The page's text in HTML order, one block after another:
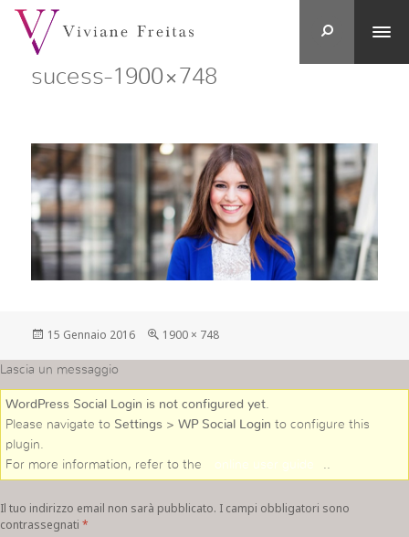
sucess-1900×748
Postato
15 Gennaio 2016
Full
1900 × 748
Lascia un messaggio
WordPress Social Login is not configured yet
Please navigate to Settings > WP Social Login to configure this
plugin.
For more information, refer to the
online user guide
Il tuo indirizzo email non sarà pubblicato. I campi obbligatori sono
contrassegnati *